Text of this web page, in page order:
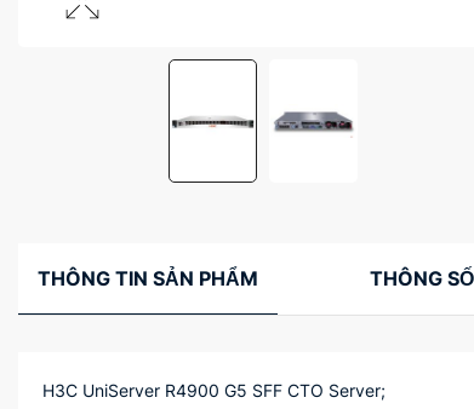
THÔNG TIN SẢN PHẨM THÔNG
H3C UniServer R4900 G5 SFF CTO Server;